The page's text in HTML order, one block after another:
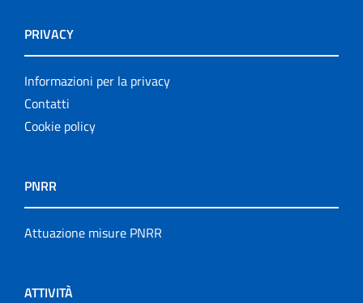
PRIVACY
Informazioni per la privacy
Contatti
Cookie policy
PNRR
Attuazione misure PNRR
ATTIVITÀ